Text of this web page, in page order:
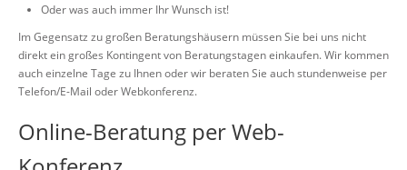
Oder was auch immer Ihr Wunsch ist!
Im Gegensatz zu großen Beratungshäusern müssen Sie bei uns nicht
direkt ein großes Kontingent von Beratungstagen einkaufen. Wir kommen
auch einzelne Tage zu Ihnen oder wir beraten Sie auch stundenweise per
Telefon/E-Mail oder Webkonferenz.
Online-Beratung per Web-